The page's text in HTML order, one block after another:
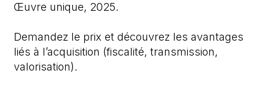
Œuvre unique, 2025.
Demandez le prix et découvrez les avantages
liés à l’acquisition (fiscalité, transmission,
valorisation).